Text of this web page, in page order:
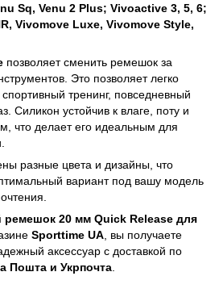
Sq, Venu 2 Plus; Vivoactive 3, 5, 6;
Vivomove Luxe, Vivomove Style,
позволяет сменить ремешок за
Это позволяет легко
тренинг, повседневный
Силикон устойчив к влаге, поту и
что делает его идеальным для
разные цвета и дизайны, что
вариант под вашу модель
20 мм Quick Release для
Sporttime UA , вы получаете
аксессуар с доставкой по
Пошта и Укрпочта